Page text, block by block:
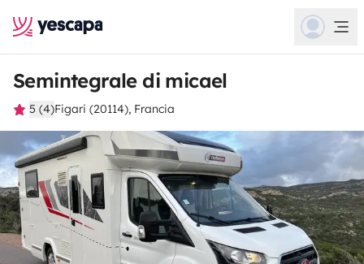
Semintegrale di micael
5 (4)Figari (20114), Francia